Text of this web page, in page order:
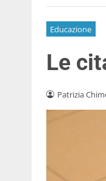
Educazione
Le
Patrizia